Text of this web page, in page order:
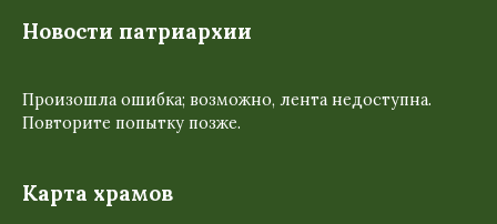
Новости патриархии
Произошла ошибка; возможно, лента недоступна.
Повторите попытку позже.
Карта храмов